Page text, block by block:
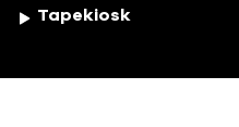
Tapekiosk